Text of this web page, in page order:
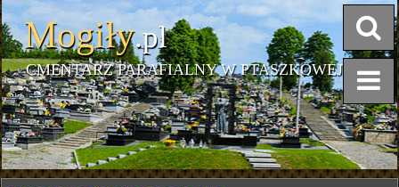
Mogiły.pl
CMENTARZ PARAFIALNY W PTASZKOWEJ